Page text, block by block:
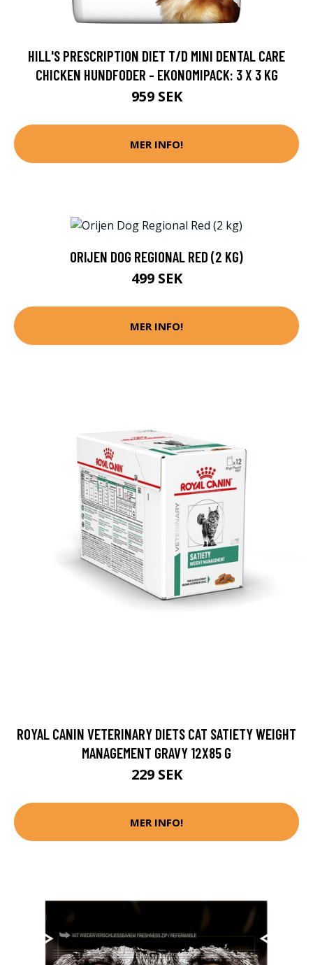
HILL'S PRESCRIPTION DIET T/D MINI DENTAL CARE
CHICKEN HUNDFODER - EKONOMIPACK: 3 X 3 KG
959 SEK
MER INFO!
ORIJEN DOG REGIONAL RED (2 KG)
499 SEK
MER INFO!
ROYAL CANIN VETERINARY DIETS CAT SATIETY WEIGHT
MANAGEMENT GRAVY 12X85 G
229 SEK
MER INFO!